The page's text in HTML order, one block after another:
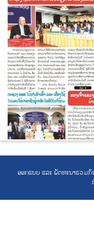
ອອກແບບ ແລະ ພັດທະນາຮ່ວມກັ